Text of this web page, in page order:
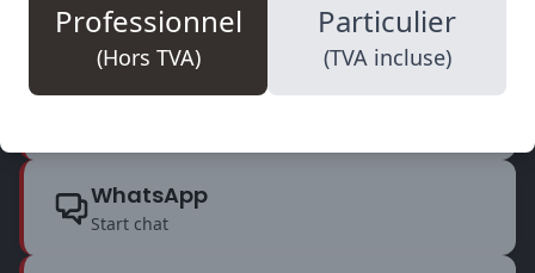
Professionnel
(Hors TVA)
Particulier
(TVA incluse)
17:30. Prêts à répondre à toutes vos questions.
Téléphone
WhatsApp
Start chat